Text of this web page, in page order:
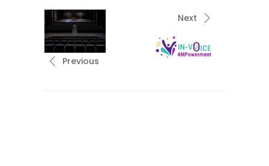
Previous
Next